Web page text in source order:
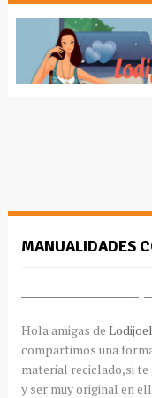
MANUALIDADES
Hola amigas de
compartimos una
material reciclado,si te
y ser muy original en